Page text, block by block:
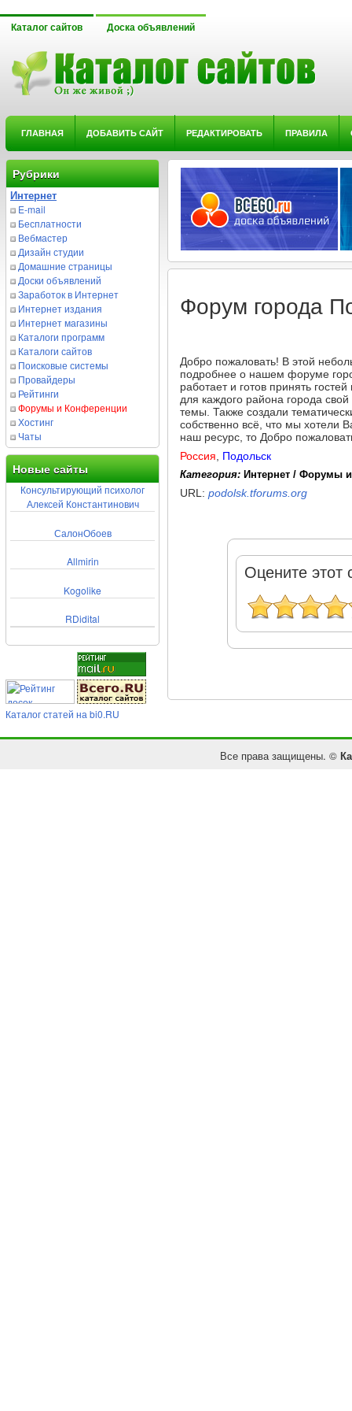
Каталог сайтов Доска объявлений
ГЛАВНАЯ ДОБАВИТЬ САЙТ РЕДАКТИРОВАТЬ ПРАВИЛА
Рубрики
Интернет
E-mail
Бесплатности
Вебмастер
Дизайн студии
Домашние страницы
Доски объявлений
Заработок в Интернет
Интернет издания
Интернет магазины
Каталоги программ
Каталоги сайтов
Поисковые системы
Провайдеры
Рейтинги
Форумы и Конференции
Хостинг
Чаты
Новые сайты
Консультирующий психолог
Алексей Константинович
СалонОбоев
Allmirin
Kogolike
RDidital
Каталог статей на bi0.RU
Форум города
Добро пожаловать! В этой
подробнее о нашем форуме
работает и готов принять
для каждого района города
темы. Также создали
собственно всё, что мы хотели
наш ресурс, то Добро
Россия
Подольск
Категория: Интернет / Форумы
URL: podolsk.tforums.org
Оцените этот
Все права защищены. ©